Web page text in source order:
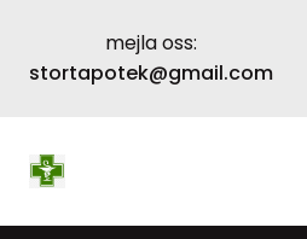
Skip
mejla oss:
stortapotek@gmail.com